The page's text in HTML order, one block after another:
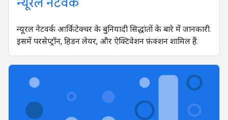
न्यूरल नेटवर्क आर्किटेक्चर के बुनियादी सिद्धांतों के बारे में जानकारी.
इसमें परसेप्ट्रॉन, हिडन लेयर, और ऐक्टिवेशन फ़ंक्शन शामिल हैं.